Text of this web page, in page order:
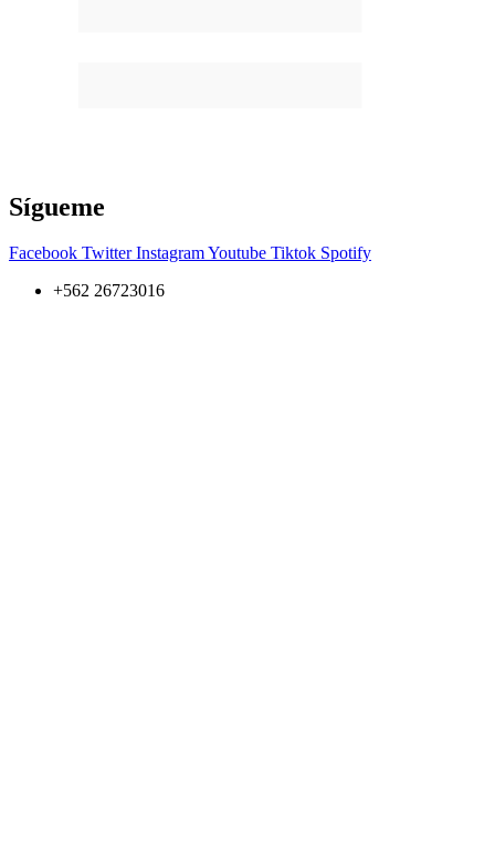
Sígueme
Facebook Twitter InstagramYoutube Tiktok Spotify
+562 26723016